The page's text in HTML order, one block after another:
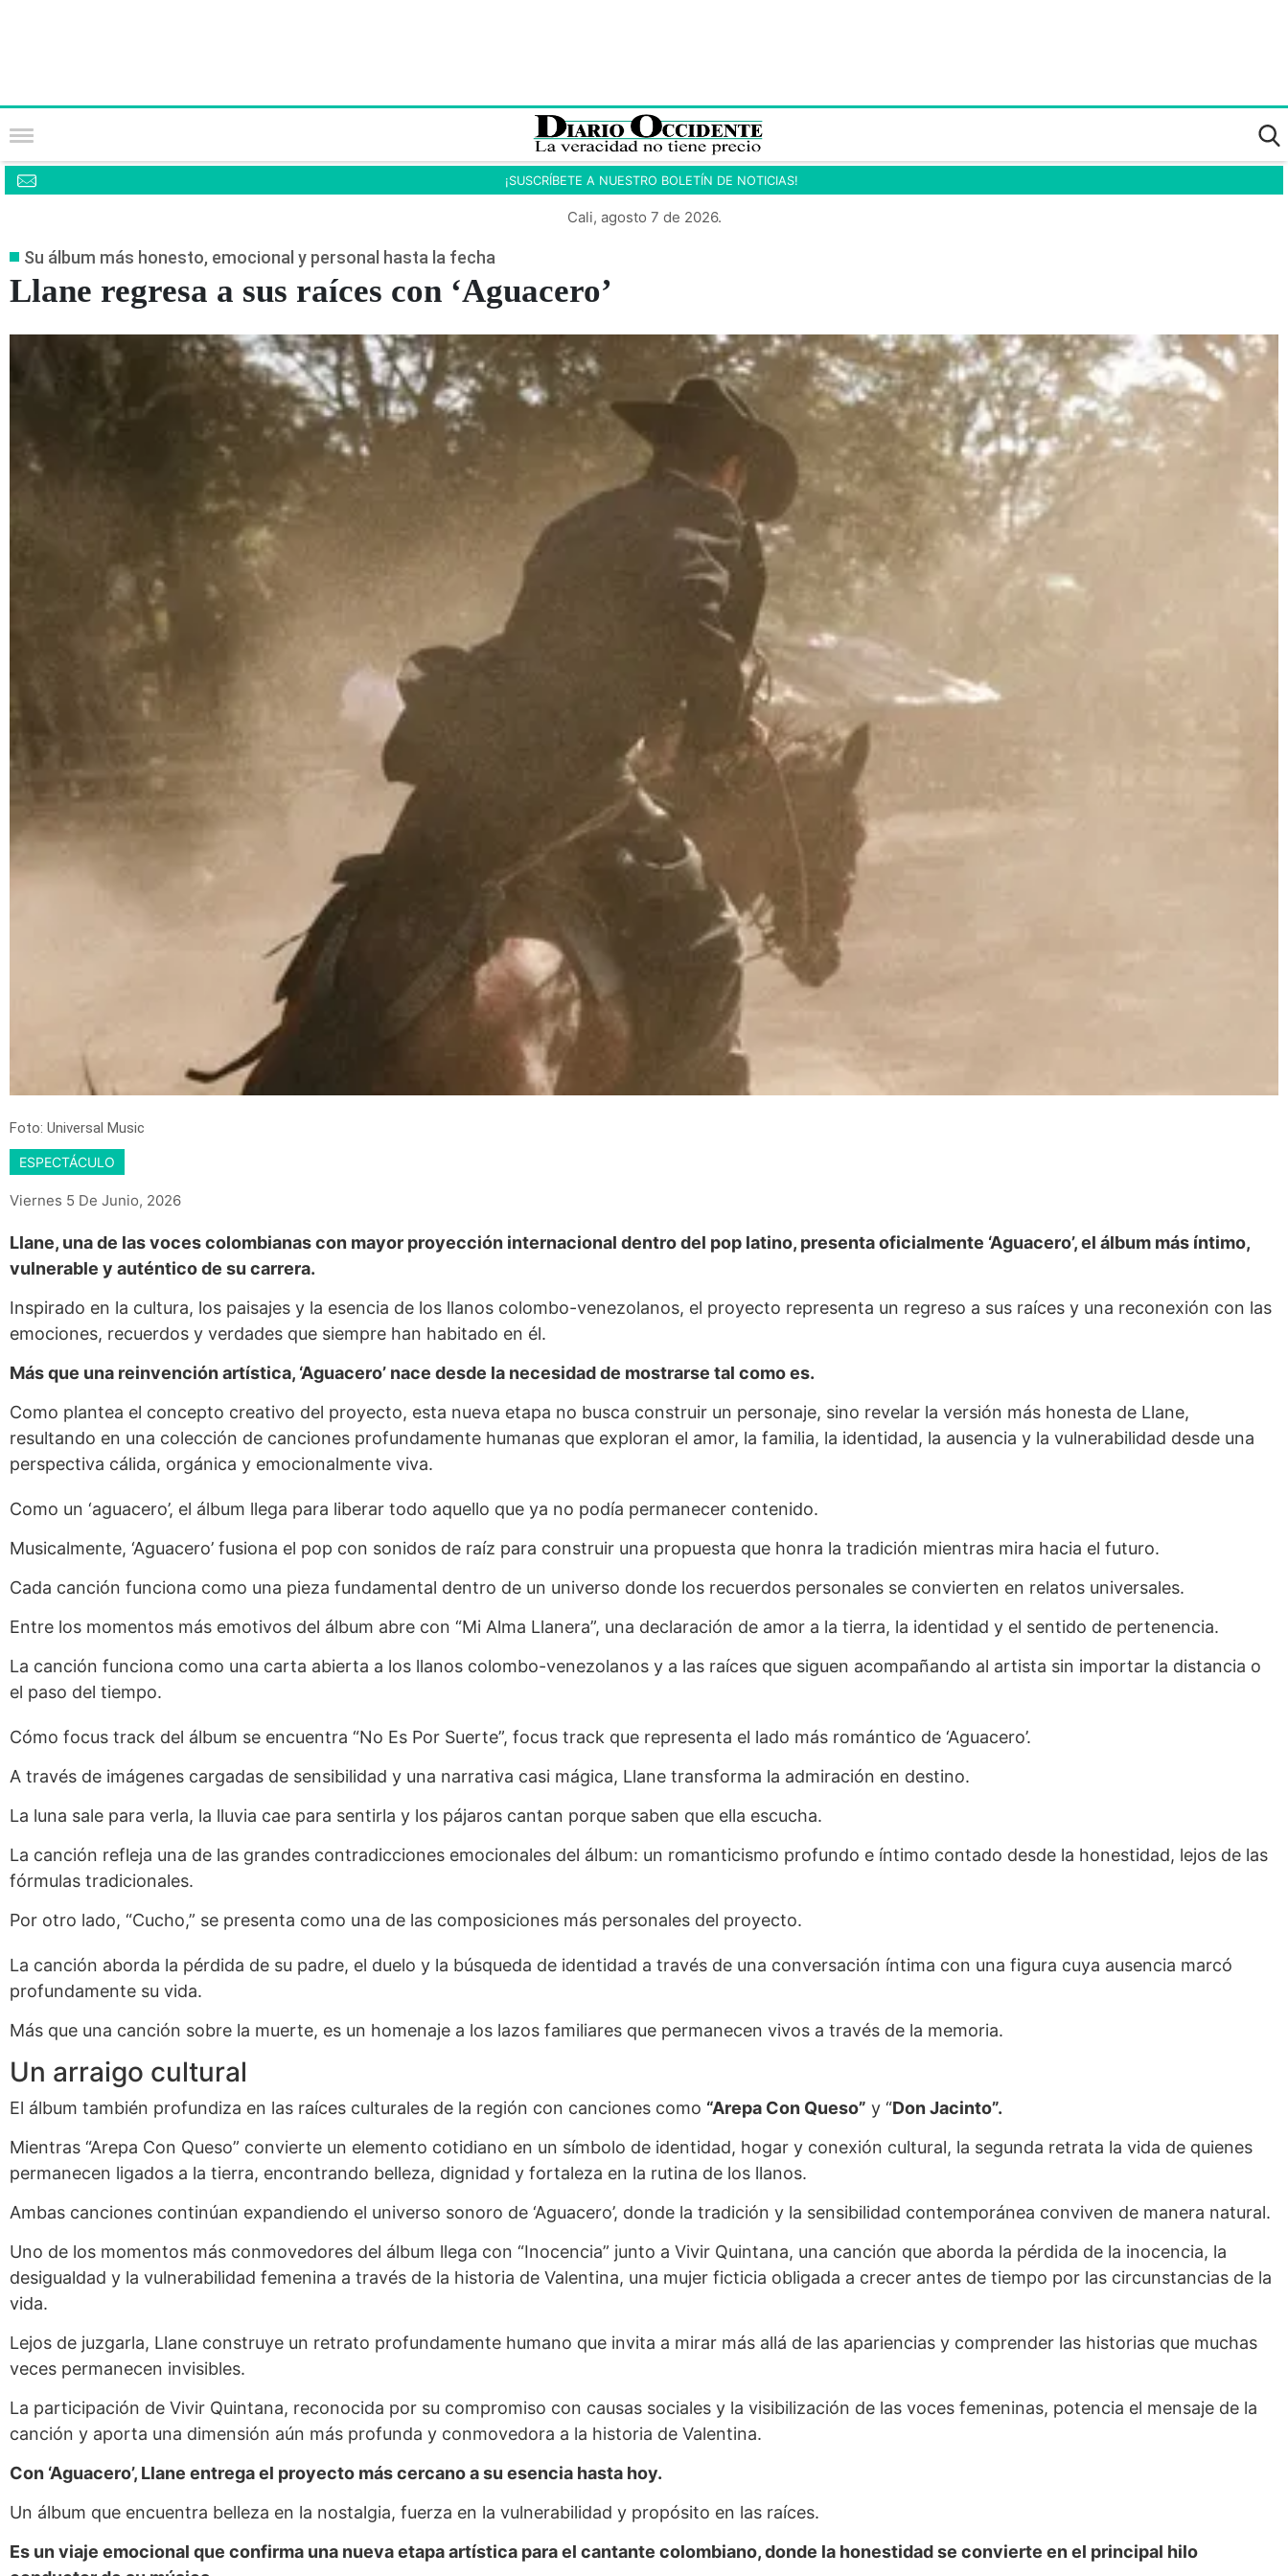
¡SUSCRÍBETE A NUESTRO BOLETÍN DE NOTICIAS!
Cali, agosto 7 de 2026.
Su álbum más honesto, emocional y personal hasta la fecha
Llane regresa a sus raíces con ‘Aguacero’
Foto: Universal Music
ESPECTÁCULO
Viernes 5 De Junio, 2026
Llane, una de las voces colombianas con mayor proyección internacional dentro del pop latino, presenta oficialmente ‘Aguacero’, el álbum más íntimo,
vulnerable y auténtico de su carrera.
Inspirado en la cultura, los paisajes y la esencia de los llanos colombo-venezolanos, el proyecto representa un regreso a sus raíces y una reconexión con las
emociones, recuerdos y verdades que siempre han habitado en él.
Más que una reinvención artística, ‘Aguacero’ nace desde la necesidad de mostrarse tal como es.
Como plantea el concepto creativo del proyecto, esta nueva etapa no busca construir un personaje, sino revelar la versión más honesta de Llane,
resultando en una colección de canciones profundamente humanas que exploran el amor, la familia, la identidad, la ausencia y la vulnerabilidad desde una
perspectiva cálida, orgánica y emocionalmente viva.
Como un ‘aguacero’, el álbum llega para liberar todo aquello que ya no podía permanecer contenido.
Musicalmente, ‘Aguacero’ fusiona el pop con sonidos de raíz para construir una propuesta que honra la tradición mientras mira hacia el futuro.
Cada canción funciona como una pieza fundamental dentro de un universo donde los recuerdos personales se convierten en relatos universales.
Entre los momentos más emotivos del álbum abre con “Mi Alma Llanera”, una declaración de amor a la tierra, la identidad y el sentido de pertenencia.
La canción funciona como una carta abierta a los llanos colombo-venezolanos y a las raíces que siguen acompañando al artista sin importar la distancia o
el paso del tiempo.
Cómo focus track del álbum se encuentra “No Es Por Suerte”, focus track que representa el lado más romántico de ‘Aguacero’.
A través de imágenes cargadas de sensibilidad y una narrativa casi mágica, Llane transforma la admiración en destino.
La luna sale para verla, la lluvia cae para sentirla y los pájaros cantan porque saben que ella escucha.
La canción refleja una de las grandes contradicciones emocionales del álbum: un romanticismo profundo e íntimo contado desde la honestidad, lejos de las
fórmulas tradicionales.
Por otro lado, “Cucho,” se presenta como una de las composiciones más personales del proyecto.
La canción aborda la pérdida de su padre, el duelo y la búsqueda de identidad a través de una conversación íntima con una figura cuya ausencia marcó
profundamente su vida.
Más que una canción sobre la muerte, es un homenaje a los lazos familiares que permanecen vivos a través de la memoria.
Un arraigo cultural
El álbum también profundiza en las raíces culturales de la región con canciones como “Arepa Con Queso” y “Don Jacinto”.
Mientras “Arepa Con Queso” convierte un elemento cotidiano en un símbolo de identidad, hogar y conexión cultural, la segunda retrata la vida de quienes
permanecen ligados a la tierra, encontrando belleza, dignidad y fortaleza en la rutina de los llanos.
Ambas canciones continúan expandiendo el universo sonoro de ‘Aguacero’, donde la tradición y la sensibilidad contemporánea conviven de manera natural.
Uno de los momentos más conmovedores del álbum llega con “Inocencia” junto a Vivir Quintana, una canción que aborda la pérdida de la inocencia, la
desigualdad y la vulnerabilidad femenina a través de la historia de Valentina, una mujer ficticia obligada a crecer antes de tiempo por las circunstancias de la
vida.
Lejos de juzgarla, Llane construye un retrato profundamente humano que invita a mirar más allá de las apariencias y comprender las historias que muchas
veces permanecen invisibles.
La participación de Vivir Quintana, reconocida por su compromiso con causas sociales y la visibilización de las voces femeninas, potencia el mensaje de la
canción y aporta una dimensión aún más profunda y conmovedora a la historia de Valentina.
Con ‘Aguacero’, Llane entrega el proyecto más cercano a su esencia hasta hoy.
Un álbum que encuentra belleza en la nostalgia, fuerza en la vulnerabilidad y propósito en las raíces.
Es un viaje emocional que confirma una nueva etapa artística para el cantante colombiano, donde la honestidad se convierte en el principal hilo